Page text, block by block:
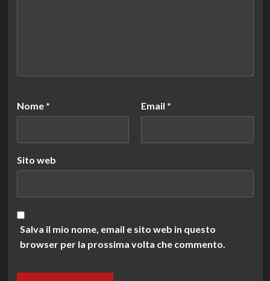
Nome * Email *
Sito web
Salva il mio nome, email e sito web in questo
browser per la prossima volta che commento.